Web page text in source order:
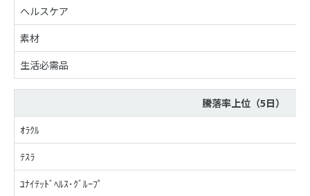
ヘルスケア
素材
生活必需品
騰落率上位（5日）
ｵﾗｸﾙ
ﾃｽﾗ
ﾕﾅｲﾃｯﾄﾞﾍﾙｽ･ｸﾞﾙｰﾌﾟ